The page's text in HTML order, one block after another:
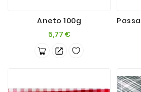
Aneto 100g
5,77 €Prezzo